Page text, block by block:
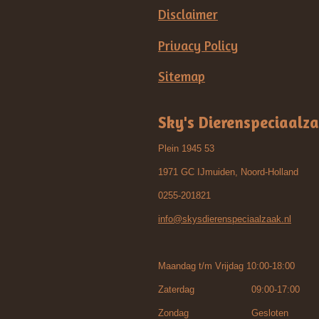
Disclaimer
Privacy Policy
Sitemap
Sky's
Plein 1945 53
1971 GC IJmuiden, Noord-Holland
0255-201821
info@skysdierenspeciaalzaak.nl
Maandag t/m Vrijdag 10:00-18:00
Zaterdag 09:00-17:00
Zondag Gesloten